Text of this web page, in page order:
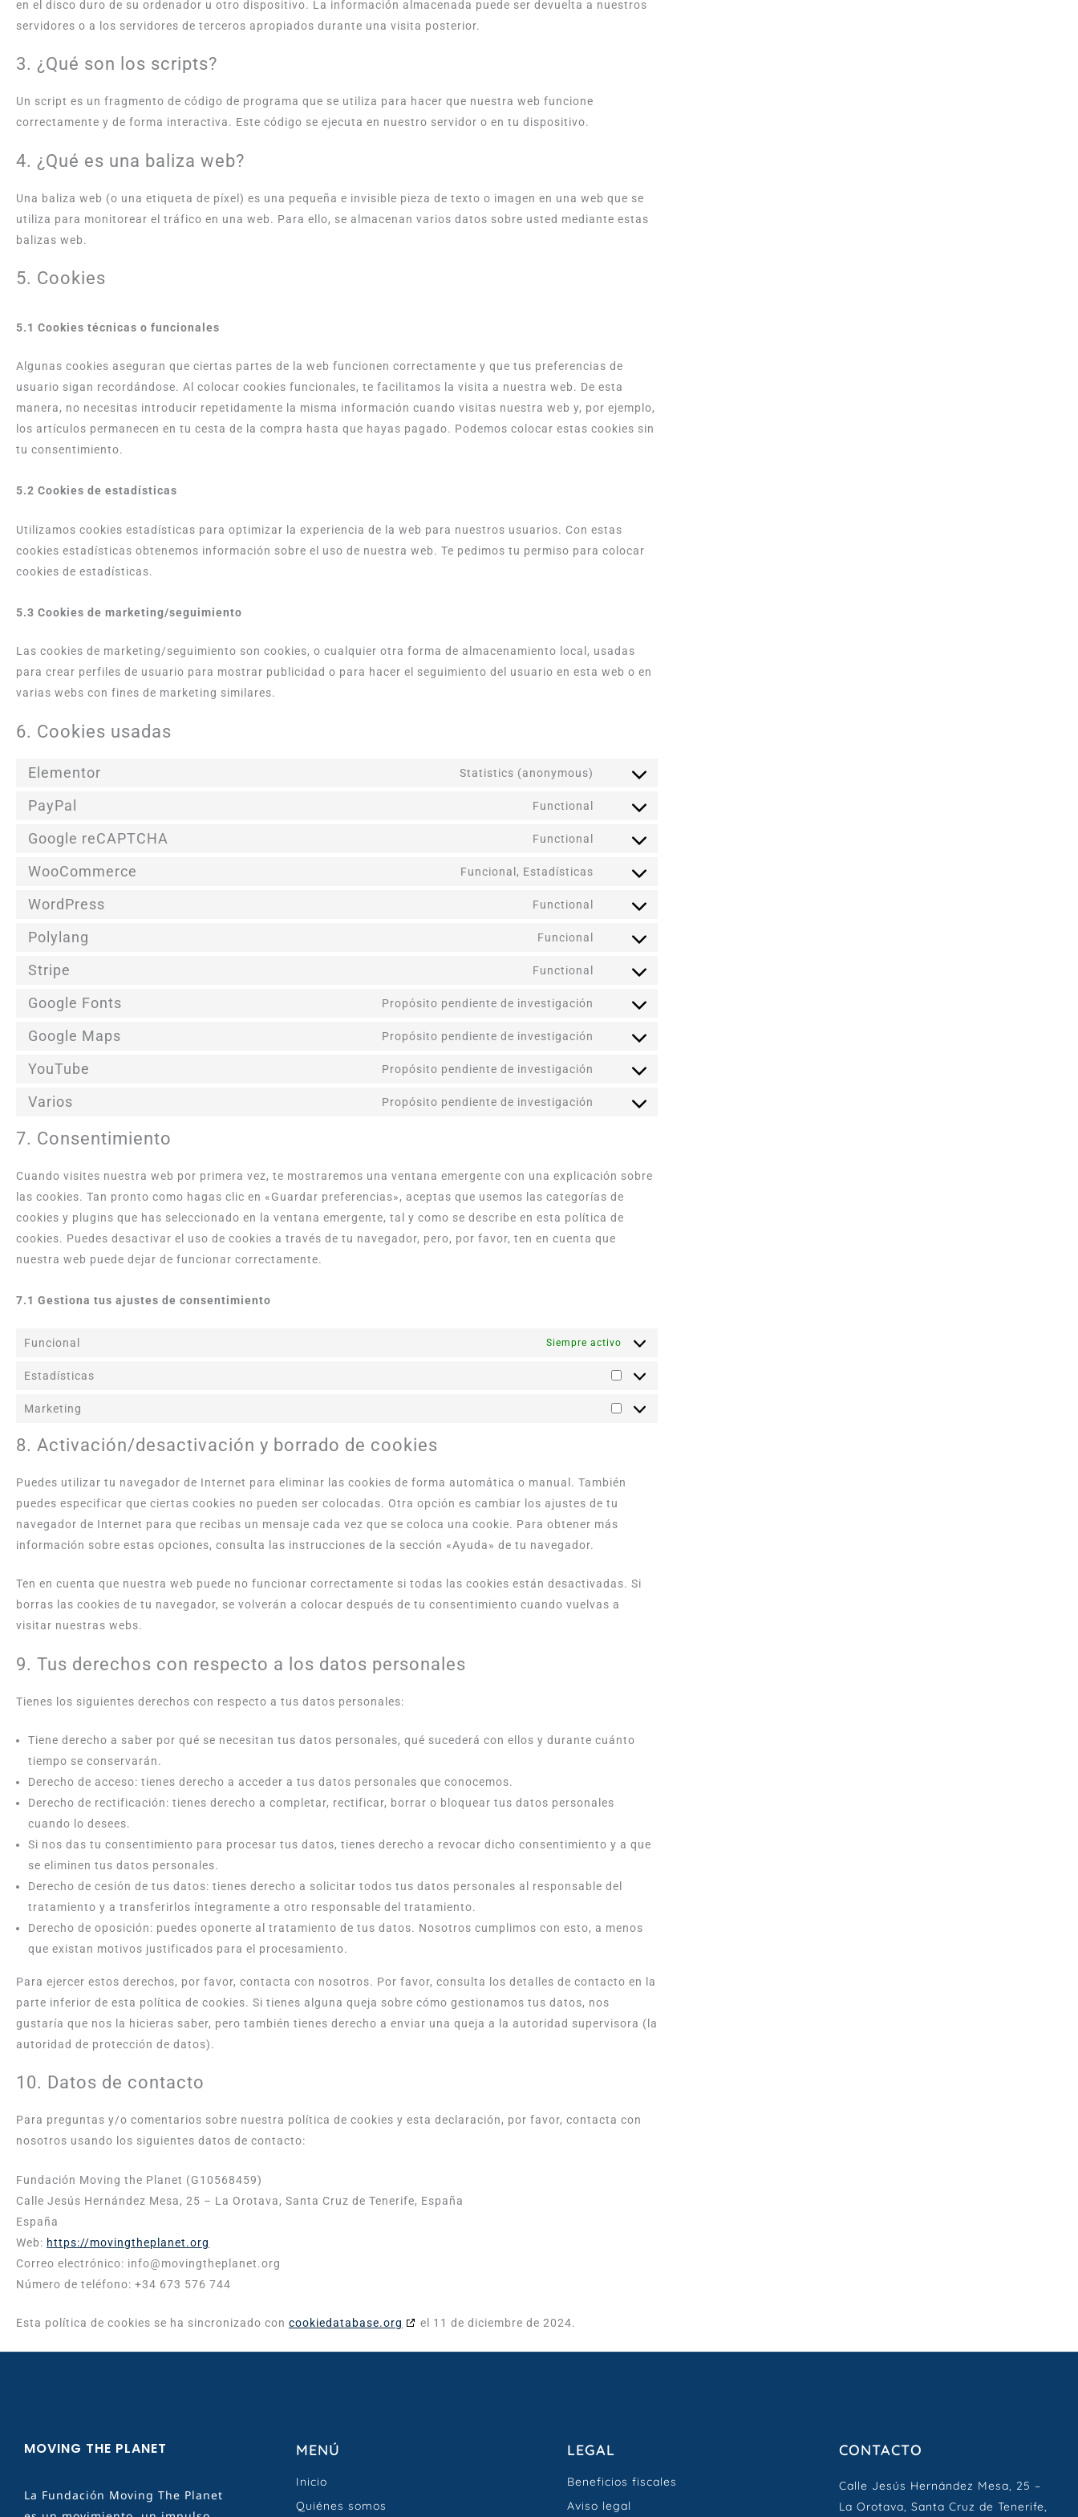
en el disco duro de su ordenador u otro dispositivo. La información almacenada puede ser devuelta a nuestros
servidores o a los servidores de terceros apropiados durante una visita posterior.
3. ¿Qué son los scripts?
Un script es un fragmento de código de programa que se utiliza para hacer que nuestra web funcione
correctamente y de forma interactiva. Este código se ejecuta en nuestro servidor o en tu dispositivo.
4. ¿Qué es una baliza web?
Una baliza web (o una etiqueta de píxel) es una pequeña e invisible pieza de texto o imagen en una web que se
utiliza para monitorear el tráfico en una web. Para ello, se almacenan varios datos sobre usted mediante estas
balizas web.
5. Cookies
5.1 Cookies técnicas o funcionales
Algunas cookies aseguran que ciertas partes de la web funcionen correctamente y que tus preferencias de
usuario sigan recordándose. Al colocar cookies funcionales, te facilitamos la visita a nuestra web. De esta
manera, no necesitas introducir repetidamente la misma información cuando visitas nuestra web y, por ejemplo,
los artículos permanecen en tu cesta de la compra hasta que hayas pagado. Podemos colocar estas cookies sin
tu consentimiento.
5.2 Cookies de estadísticas
Utilizamos cookies estadísticas para optimizar la experiencia de la web para nuestros usuarios. Con estas
cookies estadísticas obtenemos información sobre el uso de nuestra web. Te pedimos tu permiso para colocar
cookies de estadísticas.
5.3 Cookies de marketing/seguimiento
Las cookies de marketing/seguimiento son cookies, o cualquier otra forma de almacenamiento local, usadas
para crear perfiles de usuario para mostrar publicidad o para hacer el seguimiento del usuario en esta web o en
varias webs con fines de marketing similares.
6. Cookies usadas
Elementor Statistics (anonymous)
PayPal Functional
Google reCAPTCHA Functional
WooCommerce Funcional, Estadísticas
WordPress Functional
Polylang Funcional
Stripe Functional
Google Fonts Propósito pendiente de investigación
Google Maps Propósito pendiente de investigación
YouTube Propósito pendiente de investigación
Varios Propósito pendiente de investigación
7. Consentimiento
Cuando visites nuestra web por primera vez, te mostraremos una ventana emergente con una explicación sobre
las cookies. Tan pronto como hagas clic en «Guardar preferencias», aceptas que usemos las categorías de
cookies y plugins que has seleccionado en la ventana emergente, tal y como se describe en esta política de
cookies. Puedes desactivar el uso de cookies a través de tu navegador, pero, por favor, ten en cuenta que
nuestra web puede dejar de funcionar correctamente.
7.1 Gestiona tus ajustes de consentimiento
Funcional Siempre activo
Estadísticas
Marketing
8. Activación/desactivación y borrado de cookies
Puedes utilizar tu navegador de Internet para eliminar las cookies de forma automática o manual. También
puedes especificar que ciertas cookies no pueden ser colocadas. Otra opción es cambiar los ajustes de tu
navegador de Internet para que recibas un mensaje cada vez que se coloca una cookie. Para obtener más
información sobre estas opciones, consulta las instrucciones de la sección «Ayuda» de tu navegador.
Ten en cuenta que nuestra web puede no funcionar correctamente si todas las cookies están desactivadas. Si
borras las cookies de tu navegador, se volverán a colocar después de tu consentimiento cuando vuelvas a
visitar nuestras webs.
9. Tus derechos con respecto a los datos personales
Tienes los siguientes derechos con respecto a tus datos personales:
Tiene derecho a saber por qué se necesitan tus datos personales, qué sucederá con ellos y durante cuánto
tiempo se conservarán.
Derecho de acceso: tienes derecho a acceder a tus datos personales que conocemos.
Derecho de rectificación: tienes derecho a completar, rectificar, borrar o bloquear tus datos personales
cuando lo desees.
Si nos das tu consentimiento para procesar tus datos, tienes derecho a revocar dicho consentimiento y a que
se eliminen tus datos personales.
Derecho de cesión de tus datos: tienes derecho a solicitar todos tus datos personales al responsable del
tratamiento y a transferirlos íntegramente a otro responsable del tratamiento.
Derecho de oposición: puedes oponerte al tratamiento de tus datos. Nosotros cumplimos con esto, a menos
que existan motivos justificados para el procesamiento.
Para ejercer estos derechos, por favor, contacta con nosotros. Por favor, consulta los detalles de contacto en la
parte inferior de esta política de cookies. Si tienes alguna queja sobre cómo gestionamos tus datos, nos
gustaría que nos la hicieras saber, pero también tienes derecho a enviar una queja a la autoridad supervisora (la
autoridad de protección de datos).
10. Datos de contacto
Para preguntas y/o comentarios sobre nuestra política de cookies y esta declaración, por favor, contacta con
nosotros usando los siguientes datos de contacto:
Fundación Moving the Planet (G10568459)
Calle Jesús Hernández Mesa, 25 – La Orotava, Santa Cruz de Tenerife, España
España
Web: https://movingtheplanet.org
Correo electrónico: info@movingtheplanet.org
Número de teléfono: +34 673 576 744
Esta política de cookies se ha sincronizado con cookiedatabase.org el 11 de diciembre de 2024.
MOVING THE PLANET
La Fundación Moving The Planet
MENÚ
Inicio
Quiénes somos
LEGAL
Beneficios fiscales
Aviso legal
CONTACTO
Calle Jesús Hernández Mesa, 25 –
La Orotava, Santa Cruz de Tenerife,